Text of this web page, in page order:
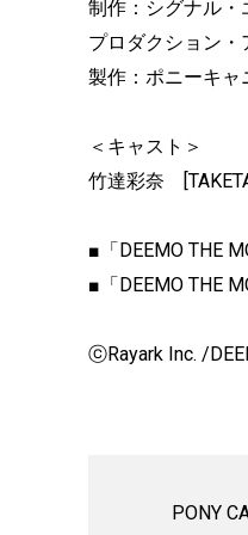
制作：シグナル
プロダクション・
製作：ポニーキャ
＜キャスト＞
竹達彩奈
■「DEEMO THE
■「DEEMO THE
ⓒRayark Inc. /
PONY